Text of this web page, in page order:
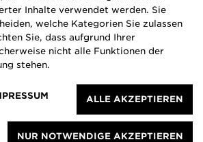
Inhalte verwendet werden. Sie
welche Kategorien Sie zulassen
Sie, dass aufgrund Ihrer
nicht alle Funktionen der
stehen.
ALLE AKZEPTIEREN
NUR NOTWENDIGE AKZEPTIEREN